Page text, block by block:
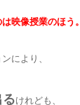
映像授業のほう。
により、
けれども、